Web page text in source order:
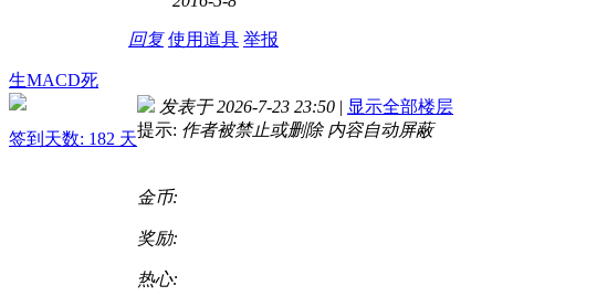
回复 使用道具 举报
生MACD死
签到天数: 182 天
发表于 2026-7-23 23:50 | 显示全部楼层
提示: 作者被禁止或删除 内容自动屏蔽
金币:
奖励:
热心: